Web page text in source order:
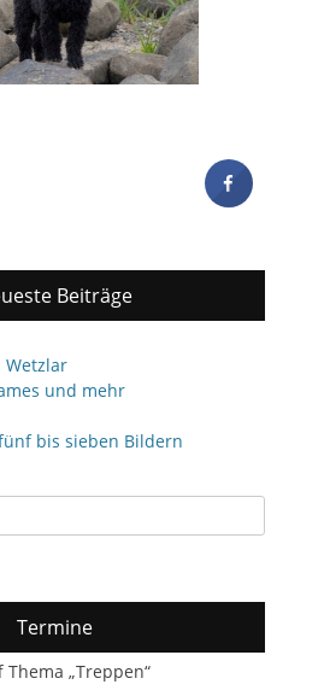
Beiträge
Wetzlar
und mehr
bis sieben Bildern
Termine
„Treppen“